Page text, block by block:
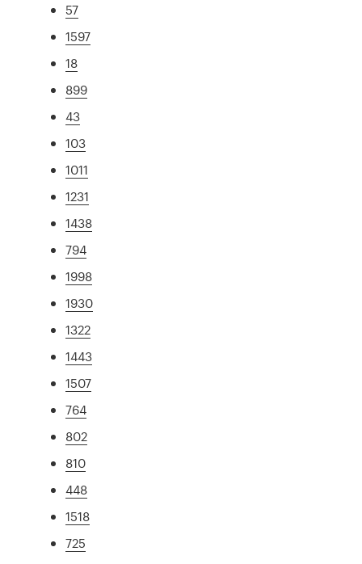
57
1597
18
899
43
103
1011
1231
1438
794
1998
1930
1322
1443
1507
764
802
810
448
1518
725